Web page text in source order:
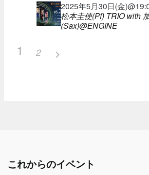
2025年5月30日(金
松本圭使(Pf) TRIO with
(Sax)@ENGINE
1 2
これからのイベント